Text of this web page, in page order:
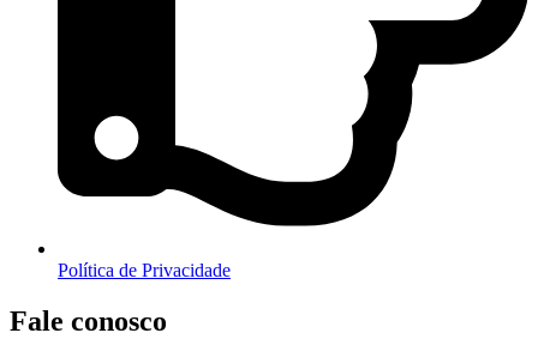
Política de Privacidade
Fale conosco